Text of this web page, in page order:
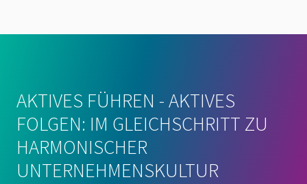
AKTIVES FÜHREN - AKTIVES
FOLGEN: IM GLEICHSCHRITT ZU
HARMONISCHER
UNTERNEHMENSKULTUR